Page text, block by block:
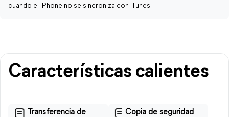
cuando el iPhone no se sincroniza con iTunes.
Características calientes
Transferencia de
Copia de seguridad